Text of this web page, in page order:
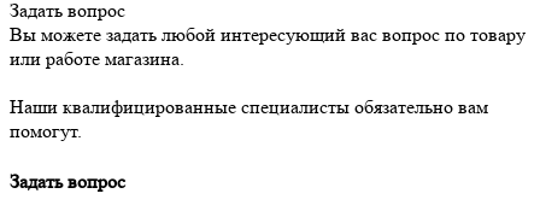
Задать вопрос
Вы можете задать любой интересующий вас вопрос по товару
или работе магазина.
Наши квалифицированные специалисты обязательно вам
помогут.
Задать вопрос